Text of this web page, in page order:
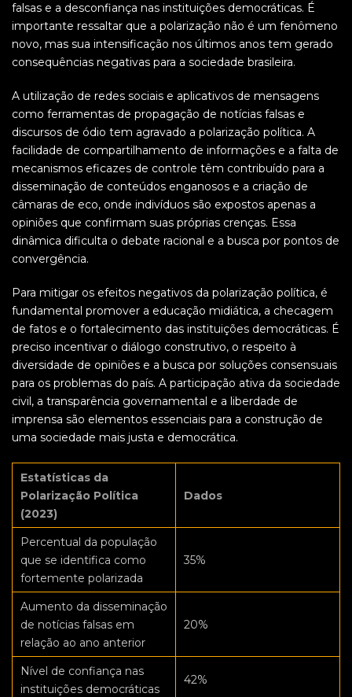
falsas e a desconfiança nas instituições democráticas. É
importante ressaltar que a polarização não é um fenômeno
novo, mas sua intensificação nos últimos anos tem gerado
consequências negativas para a sociedade brasileira.
A utilização de redes sociais e aplicativos de mensagens
como ferramentas de propagação de notícias falsas e
discursos de ódio tem agravado a polarização política. A
facilidade de compartilhamento de informações e a falta de
mecanismos eficazes de controle têm contribuído para a
disseminação de conteúdos enganosos e a criação de
câmaras de eco, onde indivíduos são expostos apenas a
opiniões que confirmam suas próprias crenças. Essa
dinâmica dificulta o debate racional e a busca por pontos de
convergência.
Para mitigar os efeitos negativos da polarização política, é
fundamental promover a educação midiática, a checagem
de fatos e o fortalecimento das instituições democráticas. É
preciso incentivar o diálogo construtivo, o respeito à
diversidade de opiniões e a busca por soluções consensuais
para os problemas do país. A participação ativa da sociedade
civil, a transparência governamental e a liberdade de
imprensa são elementos essenciais para a construção de
uma sociedade mais justa e democrática.
Estatísticas da
Polarização Política
(2023)
Dados
Percentual da população
que se identifica como
fortemente polarizada
35%
Aumento da disseminação
de notícias falsas em
relação ao ano anterior
20%
Nível de confiança nas
instituições democráticas
42%